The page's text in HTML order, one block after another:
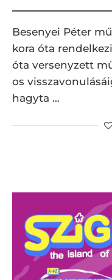
Besenyei Péter
kora óta
óta versenyzett
os
hagyta …